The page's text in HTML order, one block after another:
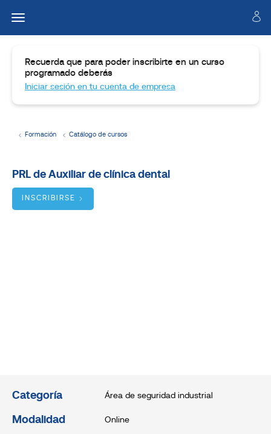
Formación Catálogo de cursos
Dirigido
Recuerda que para poder inscribirte en un curso
programado deberás
Iniciar sesión en tu cuenta de empresa
PRL de Auxiliar de clínica dental
INSCRIBIRSE
Categoría Área de seguridad industrial
Modalidad Online